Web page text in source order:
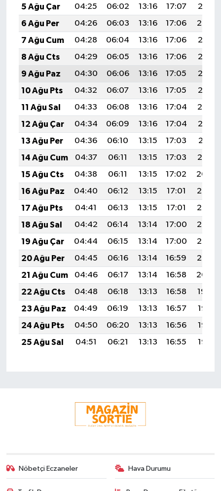
5 Ağu Çar
04:25 06:02 13:16 17:07
20:21
6 Ağu Per
04:26 06:03 13:16 17:06
20:20
7 Ağu Cum
04:28 06:04 13:16 17:06
20:18
8 Ağu Cts
04:29 06:05 13:16 17:06
20:17
9 Ağu Paz
04:30 06:06 13:16 17:05
20:16
10 Ağu Pts
04:32 06:07 13:16 17:05
20:15
11 Ağu Sal
04:33 06:08 13:16 17:04
20:14
12 Ağu Çar
04:34 06:09 13:16 17:04
20:12
13 Ağu Per
04:36 06:10 13:15 17:03
20:11
14 Ağu Cum
04:37 06:11 13:15 17:03
20:10
15 Ağu Cts
04:38 06:11 13:15 17:02
20:09
16 Ağu Paz
04:40 06:12 13:15 17:01
20:07
17 Ağu Pts
04:41 06:13 13:15 17:01
20:06
18 Ağu Sal
04:42 06:14 13:14 17:00
20:05
19 Ağu Çar
04:44 06:15 13:14 17:00
20:03
20 Ağu Per
04:45 06:16 13:14 16:59
20:02
21 Ağu Cum
04:46 06:17 13:14 16:58
20:00
22 Ağu Cts
04:48 06:18 13:13 16:58
19:59
23 Ağu Paz
04:49 06:19 13:13 16:57
19:58
24 Ağu Pts
04:50 06:20 13:13 16:56
19:56
25 Ağu Sal
04:51 06:21 13:13 16:55 19:55
Nöbetçi Eczaneler Hava Durumu